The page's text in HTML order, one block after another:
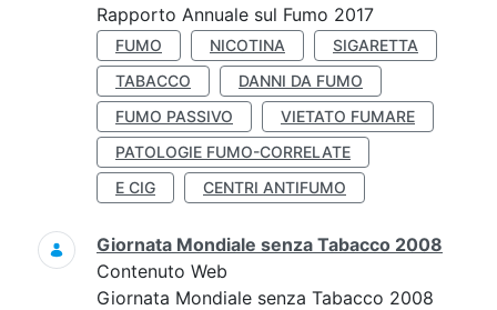
Rapporto Annuale sul Fumo 2017
FUMO NICOTINA
SIGARETTA
TABACCO
DANNI DA FUMO
FUMO PASSIVO
VIETATO FUMARE
PATOLOGIE FUMO-CORRELATE
E CIG
CENTRI ANTIFUMO
Giornata Mondiale senza Tabacco 2008
Contenuto Web
Giornata Mondiale senza Tabacco 2008